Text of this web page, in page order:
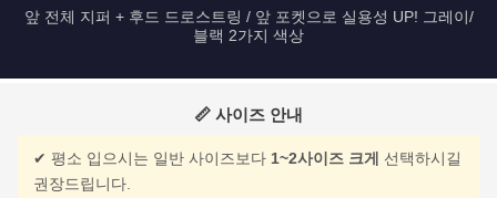
앞 전체 지퍼 + 후드 드로스트링 / 앞 포켓으로 실용성 UP! 그레이/
블랙 2가지 색상
📏 사이즈 안내
✔ 평소 입으시는 일반 사이즈보다 1~2사이즈 크게 선택하시길
권장드립니다.